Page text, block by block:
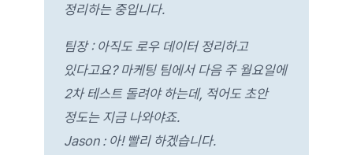
정리하는 중입니다.
팀장 : 아직도 로우 데이터 정리하고
있다고요? 마케팅 팀에서 다음 주 월요일에
2차 테스트 돌려야 하는데, 적어도 초안
정도는 지금 나와야죠.
Jason : 아! 빨리 하겠습니다.